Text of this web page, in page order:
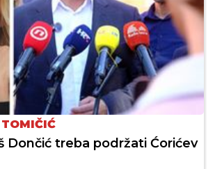
Dončić treba podržati Ćorićev